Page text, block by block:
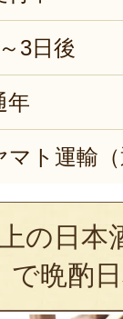
3日後
年
マト運輸（
の日本
で晩酌